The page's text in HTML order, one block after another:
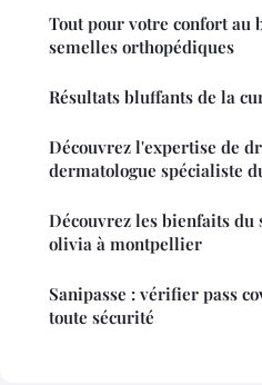
Tout pour votre confort au
semelles orthopédiques
Résultats bluffants de la
Découvrez l'expertise de
dermatologue spécialiste
Découvrez les bienfaits du
olivia à montpellier
Sanipasse : vérifier pass
toute sécurité